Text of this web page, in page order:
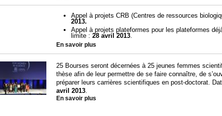
Appel à projets CRB (Centres de ressources
2013.
Appel à projets plateformes pour les plateformes
limite : 28 avril 2013
En savoir plus
25 Bourses seront décernées à 25 jeunes femmes
thèse afin de leur permettre de se faire connaître, de
préparer leurs carrières scientifiques en post-doctorat.
avril 2013
En savoir plus